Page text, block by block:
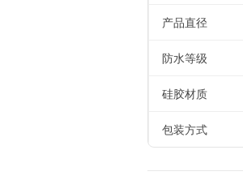
产品直径
防水等级
硅胶材质
包装方式